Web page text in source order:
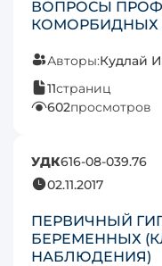
ВОПРОСЫ
КОМОРБИДНЫХ
Авторы:Кудлай
11страниц
602просмотров
УДК616-08-039.76
02.11.2017
ПЕРВИЧНЫЙ
БЕРЕМЕННЫХ
НАБЛЮДЕНИЯ)